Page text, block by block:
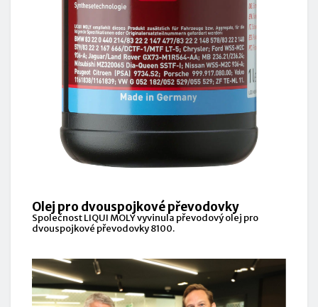
Olej pro dvouspojkové převodovky
Společnost LIQUI MOLY vyvinula převodový olej pro
dvouspojkové převodovky 8100.